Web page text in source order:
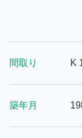
間取り K
築年月